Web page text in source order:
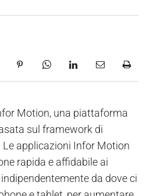
Motion, una piattaforma
sul framework di
applicazioni Infor Motion
rapida e affidabile ai
da dove ci